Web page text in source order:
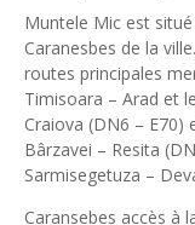
Muntele Mic est
Caranesbes de la
routes principales
Timisoara – Arad et
Craiova (DN6 – E70)
Bârzavei – Resita
Sarmisegetuza –
Caransebes accès à